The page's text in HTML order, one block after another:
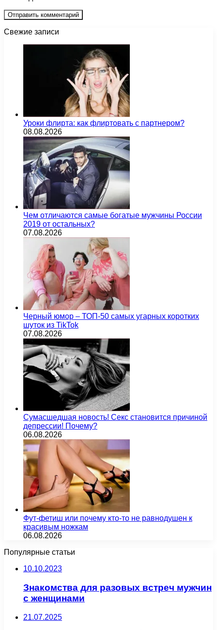
Свежие записи
Уроки флирта: как флиртовать с партнером?
08.08.2026
Чем отличаются самые богатые мужчины России
2019 от остальных?
07.08.2026
Черный юмор – ТОП-50 самых угарных коротких
шуток из TikTok
07.08.2026
Сумасшедшая новость! Секс становится причиной
депрессии! Почему?
06.08.2026
Фут-фетиш или почему кто-то не равнодушен к
красивым ножкам
06.08.2026
Популярные статьи
10.10.2023
Знакомства для разовых встреч мужчин
с женщинами
21.07.2025